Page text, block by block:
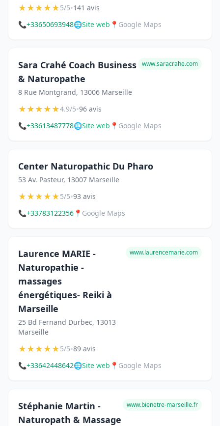
★★★★★5/5•141 avis
📞+33650693948🌐Site web 📍 Google Maps
Sara Crahé Coach Business
& Naturopathe
8 Rue Montgrand, 13006 Marseille
www.saracrahe.com
★★★★★4.9/5•96 avis
📞+33613487778🌐Site web 📍 Google Maps
Center Naturopathic Du Pharo
53 Av. Pasteur, 13007 Marseille
★★★★★5/5•93 avis
📞+33783122356 📍 Google Maps
Laurence MARIE -
Naturopathie -
massages
énergétiques- Reiki à
Marseille
25 Bd Fernand Durbec, 13013
Marseille
www.laurencemarie.com
★★★★★5/5•89 avis
📞+33642448642🌐Site web 📍 Google Maps
Stéphanie Martin -
Naturopath & Massage
www.bienetre-marseille.fr